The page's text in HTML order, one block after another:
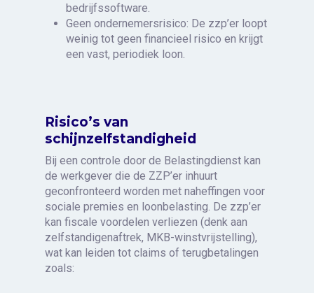
bedrijfssoftware.
Geen ondernemersrisico: De zzp’er loopt
weinig tot geen financieel risico en krijgt
een vast, periodiek loon.
Risico’s van
schijnzelfstandigheid
Bij een controle door de Belastingdienst kan
de werkgever die de ZZP’er inhuurt
geconfronteerd worden met naheffingen voor
sociale premies en loonbelasting. De zzp’er
kan fiscale voordelen verliezen (denk aan
zelfstandigenaftrek, MKB-winstvrijstelling),
wat kan leiden tot claims of terugbetalingen
zoals: